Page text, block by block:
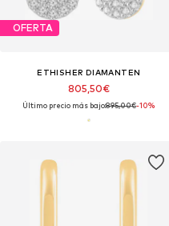
OFERTA
ETHISHER DIAMANTEN
805,50€
Último precio más bajo:895,00€-10%